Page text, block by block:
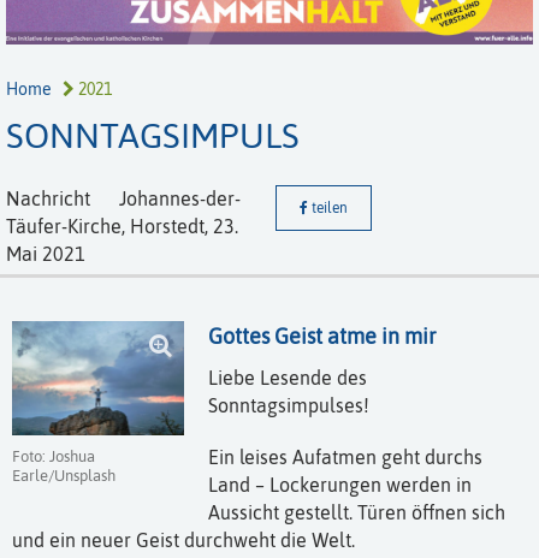
Home 2021
SONNTAGSIMPULS
Nachricht
Johannes-der-
Täufer-Kirche, Horstedt, 23.
Mai 2021
teilen
Foto: Joshua
Earle/Unsplash
Gottes Geist atme in mir
Liebe Lesende des
Sonntagsimpulses!
Ein leises Aufatmen geht durchs
Land – Lockerungen werden in
Aussicht gestellt. Türen öffnen sich
und ein neuer Geist durchweht die Welt.